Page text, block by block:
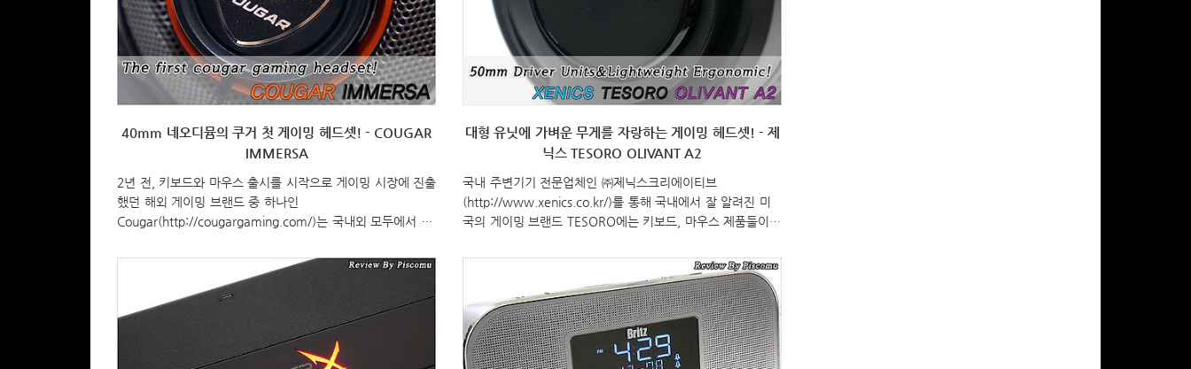
40mm 네오디뮴의 쿠거 첫 게이밍 헤드셋! - COUGAR
IMMERSA
2년 전, 키보드와 마우스 출시를 시작으로 게이밍 시장에 진출
했던 해외 게이밍 브랜드 중 하나인
Cougar(http://cougargaming.com/)는 국내외 모두에서 인
는데, 키보드, 마우스와 함께 게이밍 시장이라면 필수적이라
할 수 있는 오디오분야에도 진출했습니다. 바로 헤드셋과 이
어폰 제품을 선보였는데, 오늘은 이 중 게이밍 헤드셋인
“IMMERSA”를 살펴보도록 하겠습니다. Specification 모델
명(Model) IMMERSA 색상(Color) 블랙&오렌지 드라이버
유닛(Drivers) 40mm 저항(Impedance) 32 ohm±15% 감
대형 유닛에 가벼운 무게를 자랑하는 게이밍 헤드셋! - 제
닉스 TESORO OLIVANT A2
국내 주변기기 전문업체인 ㈜제닉스크리에이티브
(http://www.xenics.co.kr/)를 통해 국내에서 잘 알려진 미
국의 게이밍 브랜드 TESORO에는 키보드, 마우스 제품들이
를 했었습니다. 바로, Kuven인데 2013년에 첫 모델을 출시로
그 다음해 5.1채널의 Kuven Pro까지 출시를 했었습니다. 그
리고, 이번에 약 2여년만에 새로운 모델이 출시되었는데, 바
로, “OLIVANT” 입니다. 특히, 이번 모델은 이전 모델처럼 7.1
채널과 5.1채널 출시간격을 두지 않고, 바로 함께 2가지 모델
이 출시되었습니다. 그럼, TESORO의 새로운 게이밍 헤드셋